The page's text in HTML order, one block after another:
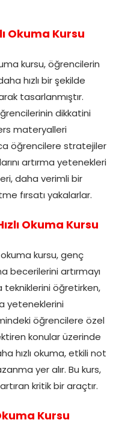
Okuma Kursu
kursu, öğrencilerin
hızlı bir şekilde
tasarlanmıştır.
dikkatini
materyalleri
öğrencilere stratejiler
artırma yetenekleri
daha verimli bir
fırsatı yakalarlar.
Okuma Kursu
kursu, genç
becerilerini artırmayı
tekniklerini öğretirken,
yeteneklerini
öğrencilere özel
konular üzerinde
hızlı okuma, etkili not
yer alır. Bu kurs,
kritik bir araçtır.
Kursu